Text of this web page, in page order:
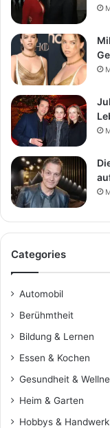
Categories
Automobil
Berühmtheit
Bildung & Lernen
Essen & Kochen
Gesundheit &
Heim & Garten
Hobbys & Handwerk